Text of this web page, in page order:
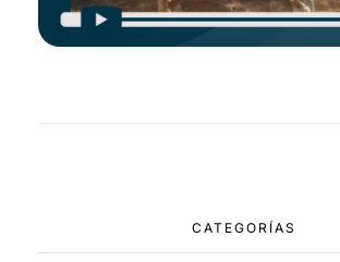
CATEGORÍAS